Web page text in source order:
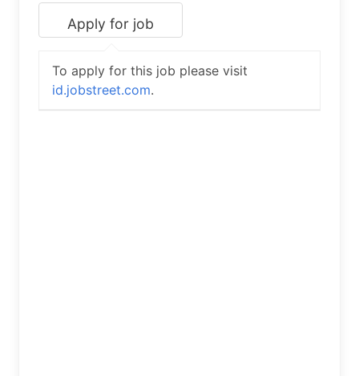
To apply for this job please visit
id.jobstreet.com.